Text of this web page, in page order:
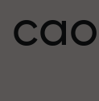
cao